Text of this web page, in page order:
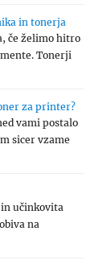
in tonerja
če želimo hitro
Tonerji
za printer?
vami postalo
sicer vzame
učinkovita
na